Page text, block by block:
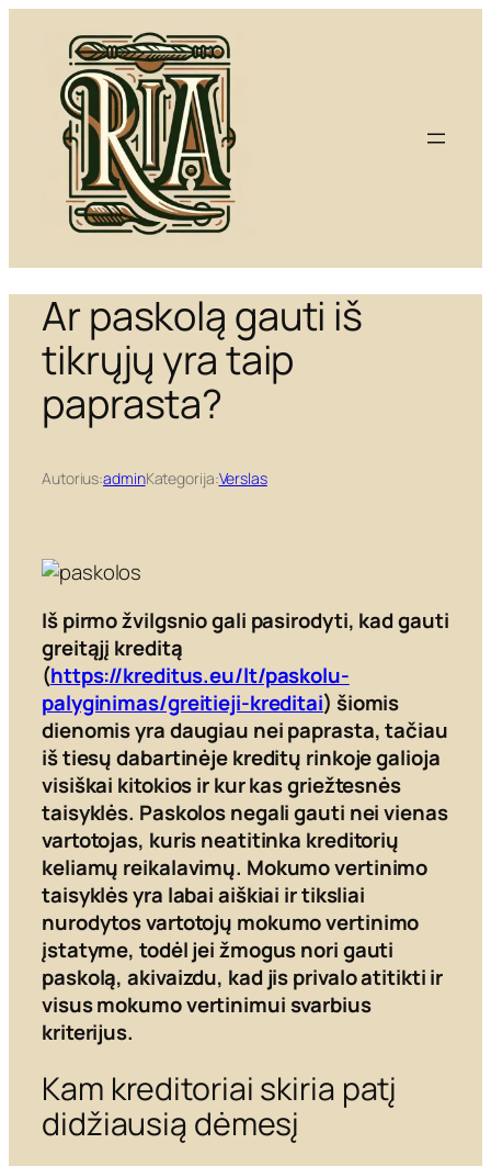
turinio
Ar paskolą gauti iš
tikrųjų yra taip
paprasta?
Autorius:adminKategorija:Verslas
Iš pirmo žvilgsnio gali pasirodyti, kad gauti
greitąjį kreditą
(https://kreditus.eu/lt/paskolu-
palyginimas/greitieji-kreditai) šiomis
dienomis yra daugiau nei paprasta, tačiau
iš tiesų dabartinėje kreditų rinkoje galioja
visiškai kitokios ir kur kas griežtesnės
taisyklės. Paskolos negali gauti nei vienas
vartotojas, kuris neatitinka kreditorių
keliamų reikalavimų. Mokumo vertinimo
taisyklės yra labai aiškiai ir tiksliai
nurodytos vartotojų mokumo vertinimo
įstatyme, todėl jei žmogus nori gauti
paskolą, akivaizdu, kad jis privalo atitikti ir
visus mokumo vertinimui svarbius
kriterijus.
Kam kreditoriai skiria patį
didžiausią dėmesį